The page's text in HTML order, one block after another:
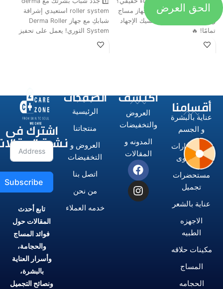
😍💆‍♂️ وأخيرًا، وصل أقوى جهاز مساج
رباعي الرؤوس اللي هينسيك الإجهاد
تمامًا! 🔥
roller system استعيدي إشراقة
شبابكِ مع جهاز Derma Roller
System الثوري! يعمل على تحفيز
أقسامنا
عناية بالبشرة
و الجسم
الاستشوارات
و المكاوى
مستحضرات
تجميل
عناية بالشعر
الاجهزه
الطبيه
مكينات حلاقه
المساج
الحجامه
اكتشف
العروض
والتخفيضات
المدونه و
المقالات
الصفحات
الرئيسية
منتجاتنا
العروض و
التخفيضات
اتصل بنا
من نحن
خدمه العملاء
الحق العرض
اشترك فى
نشرة
Subscribe
تابع أحدث
المقالات حول
فوائد المساج
والحجامة،
وأسرار العناية
بالبشرة،
ونصائح التجميل